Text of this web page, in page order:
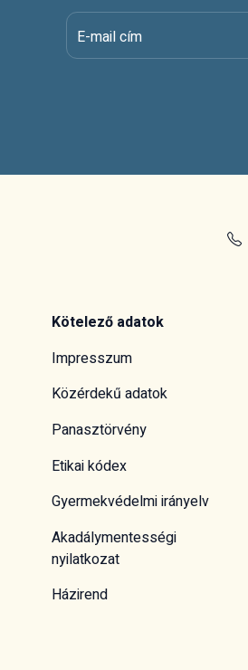
E-mail cím
Kötelező adatok
Impresszum
Közérdekű adatok
Panasztörvény
Etikai kódex
Gyermekvédelmi irányelv
Akadálymentességi
nyilatkozat
Házirend